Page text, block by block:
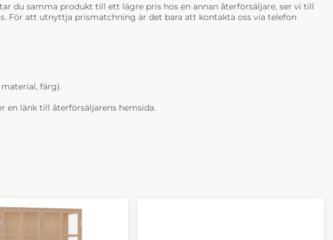
du samma produkt till ett lägre pris hos en annan återförsäljare, ser vi till
För att utnyttja prismatchning är det bara att kontakta oss via telefon
färg).
en länk till återförsäljarens hemsida.